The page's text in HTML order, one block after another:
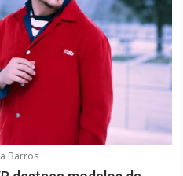
Barros